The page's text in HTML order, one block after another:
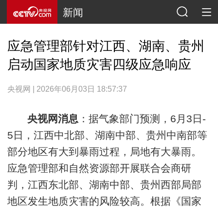
新闻
应急管理部针对江西、湖南、贵州
启动国家地质灾害四级应急响应
央视网 | 2026年06月03日 18:57:37
央视网消息 ：据气象部门预测，6月3日-
5日，江西中北部、湖南中部、贵州中南部等
部分地区有大到暴雨过程，局地有大暴雨。
应急管理部和自然资源部开展联合会商研
判，江西东北部、湖南中部、贵州西部局部
地区发生地质灾害的风险较高。根据《国家